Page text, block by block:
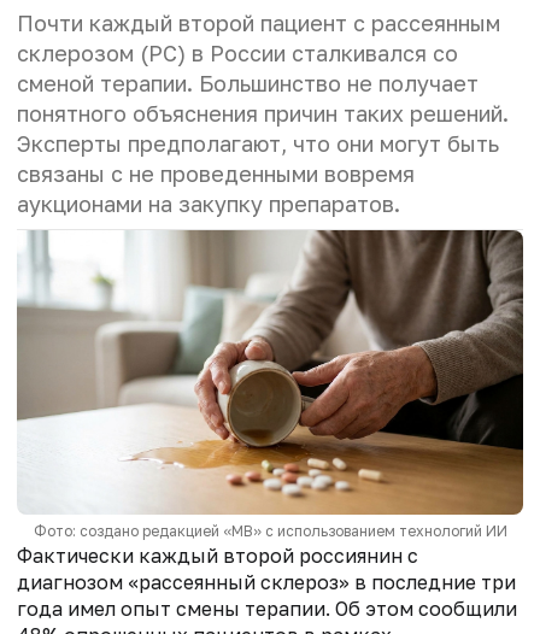
Почти каждый второй пациент с рассеянным
склерозом (РС) в России сталкивался со
сменой терапии. Большинство не получает
понятного объяснения причин таких решений.
Эксперты предполагают, что они могут быть
связаны с не проведенными вовремя
аукционами на закупку препаратов.
Фото: создано редакцией «МВ» с использованием технологий ИИ
Фактически каждый второй россиянин с
диагнозом «рассеянный склероз» в последние три
года имел опыт смены терапии. Об этом сообщили